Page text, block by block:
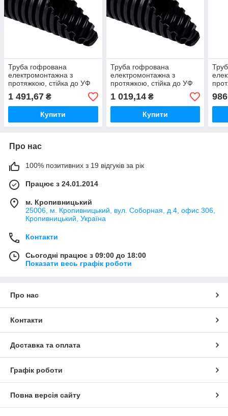
Труба гофрована
електромонтажна з
протяжкою, стійка до УФ
320 N/5см; Ø32мм; ПВХ;
чорна; Бухта 50 м
1 491,67 ₴
Купити
Труба гофрована
електромонтажна з
протяжкою, стійка до УФ
750 N/5см; Ø20мм; ПВХ;
чорна; Бухта 50 м
1 019,14₴
Купити
Про нас
100% позитивних з 19 відгуків за рік
Працює з 24.01.2014
м. Кропивницький
25006, м. Кропивницький, вул. Соборная, д.4, офис 306,
Кропивницький, Україна
Контакти
Сьогодні працює з 09:00 до 18:00
Показати весь графік роботи
Про нас
Контакти
Доставка та оплата
Графік роботи
Повна версія сайту